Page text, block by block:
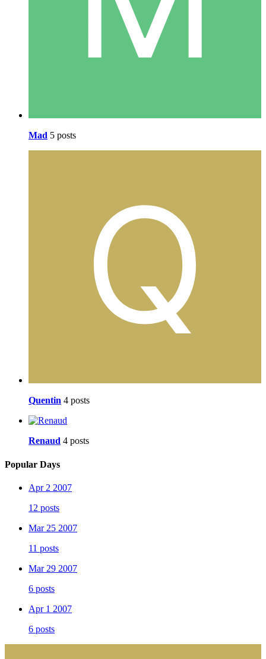
Mad 5 posts
Quentin 4 posts
Renaud 4 posts
Popular Days
Apr 2 2007
12 posts
Mar 25 2007
11 posts
Mar 29 2007
6 posts
Apr 1 2007
6 posts